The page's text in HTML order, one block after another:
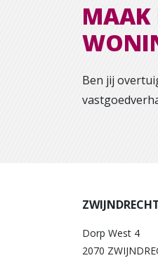
MAAK
Ben jij
Dorp West 4
2070